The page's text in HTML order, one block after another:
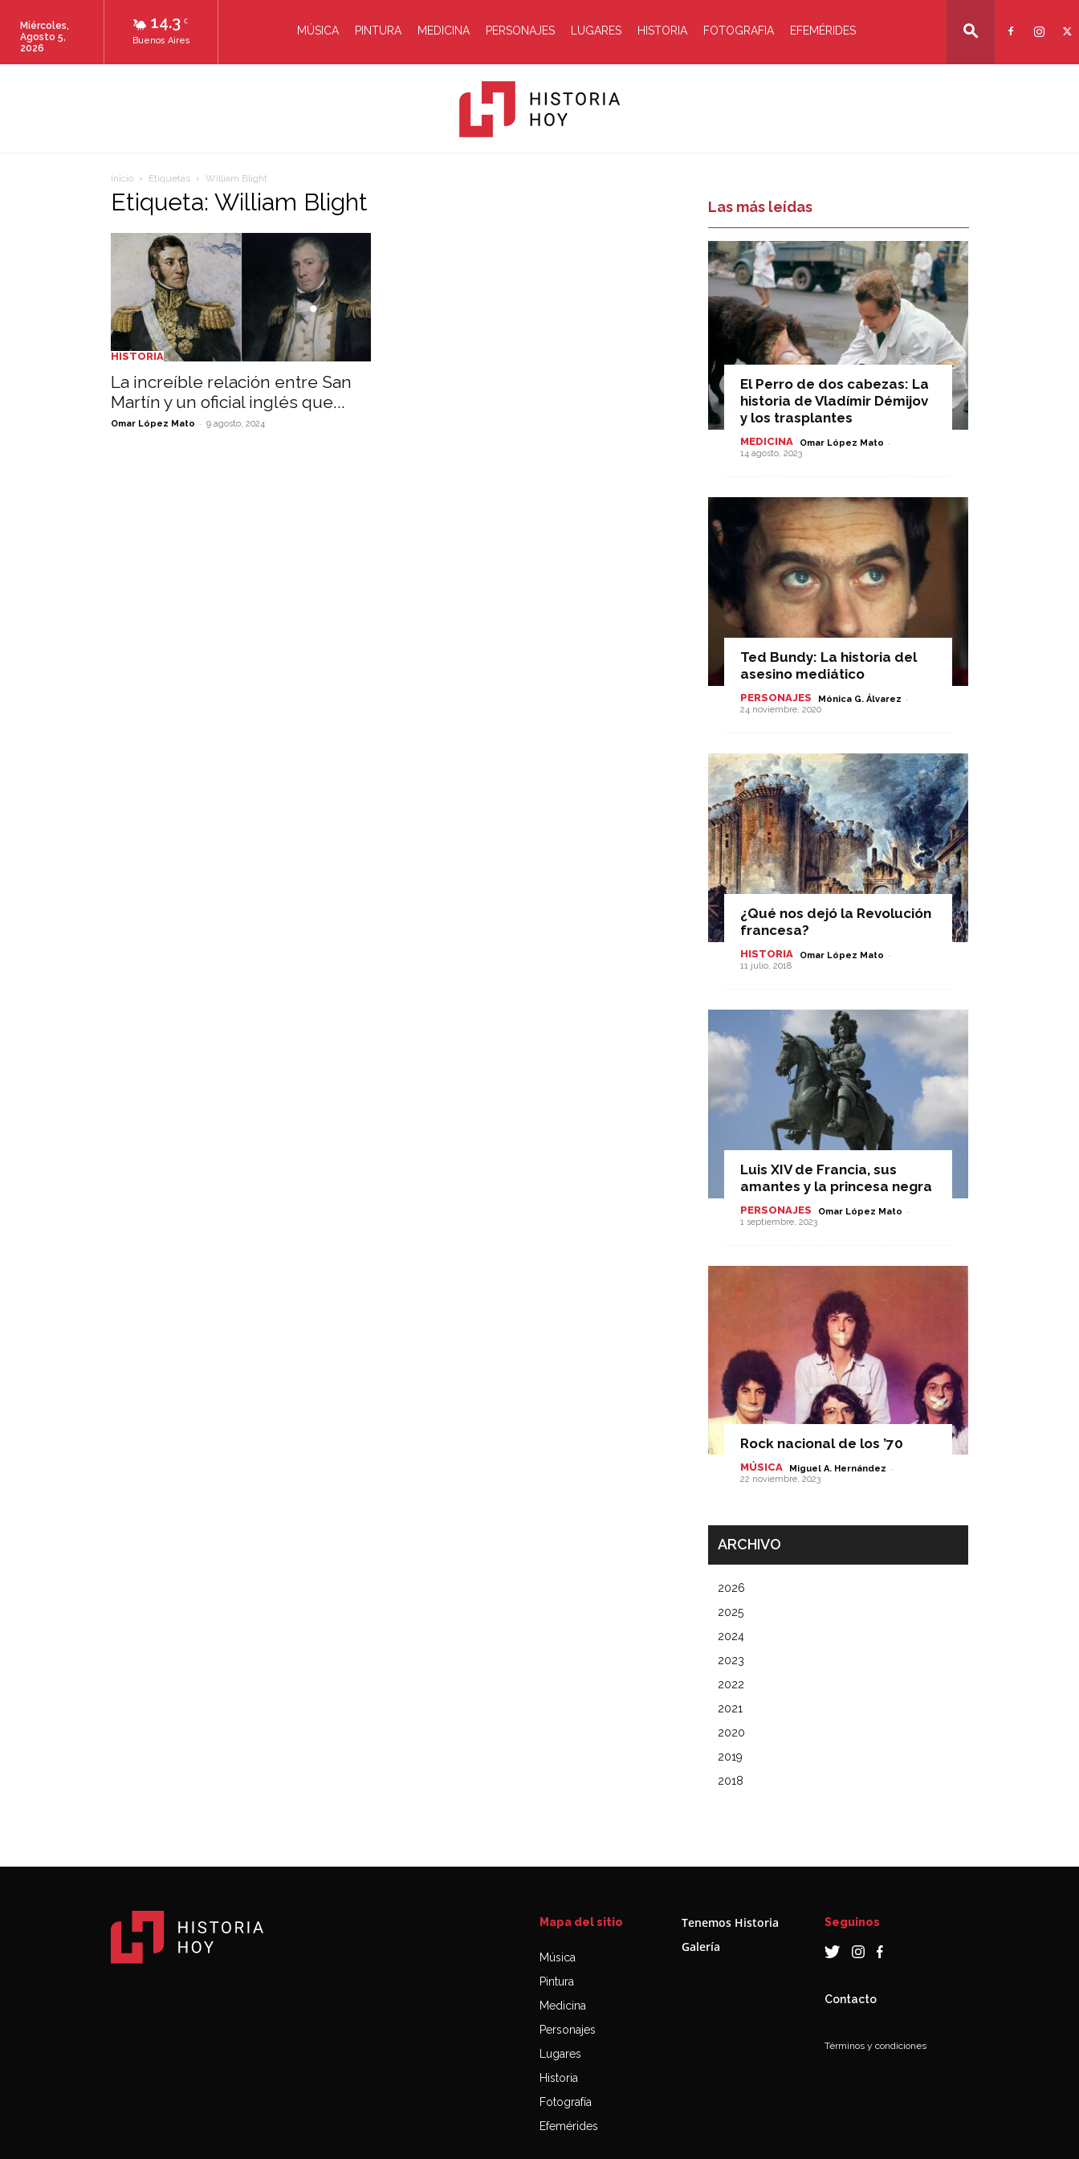
14.3 C
Buenos Aires
Miércoles,
Agosto 5,
2026
MÚSICA PINTURA MEDICINA PERSONAJES LUGARES HISTORIA FOTOGRAFIA EFEMÉRIDES
Inicio Etiquetas William Blight
Etiqueta: William Blight
HISTORIA
La increíble relación entre San
Martín y un oficial inglés que...
Omar López Mato - 9 agosto, 2024
Las más leídas
El Perro de dos cabezas: La
historia de Vladímir Démijov
y los trasplantes
MEDICINA Omar López Mato -
14 agosto, 2023
Ted Bundy: La historia del
asesino mediático
PERSONAJES Mónica G. Álvarez -
24 noviembre, 2020
¿Qué nos dejó la Revolución
francesa?
HISTORIA Omar López Mato -
11 julio, 2018
Luis XIV de Francia, sus
amantes y la princesa negra
PERSONAJES Omar López Mato -
1 septiembre, 2023
Rock nacional de los ’70
MÚSICA Miguel A. Hernández -
22 noviembre, 2023
ARCHIVO
2026
2025
2024
2023
2022
2021
2020
2019
2018
Mapa del sitio
Música
Pintura
Medicina
Personajes
Lugares
Historia
Fotografía
Efemérides
Tenemos Historia
Galería
Seguinos
Contacto
Términos y condiciones